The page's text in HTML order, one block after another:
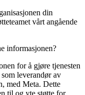
din
vårt angående
informasjonen?
for å gjøre tjenesten
leverandør av
med Meta. Dette
til og yte støtte for